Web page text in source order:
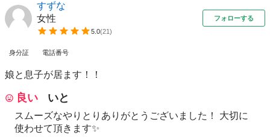
すずな
女性
5.0(21)
フォローする
身分証 電話番号
娘と息子が居ます！！
良い いと
スムーズなやりとりありがとうございました！ 大切に
使わせて頂きます✨